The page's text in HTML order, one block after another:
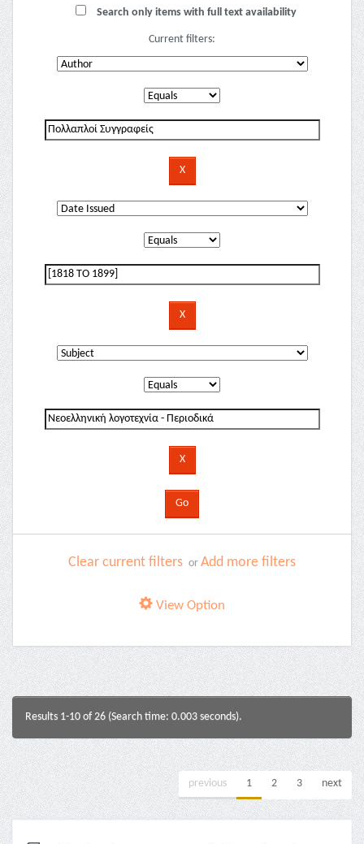
Search only items with full text availability
Current filters:
Clear current filters or Add more filters
View Option
Results 1-10 of 26 (Search time: 0.003 seconds).
previous 1 2 3 next